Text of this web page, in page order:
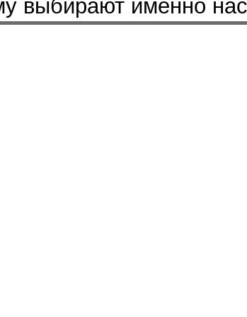
с которыми мы
выбирают именно